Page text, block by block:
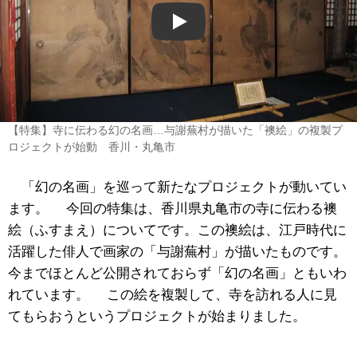
Play
【特集】寺に伝わる幻の名画…与謝蕪村が描いた「襖絵」の複製プ
ロジェクトが始動 香川・丸亀市
「幻の名画」を巡って新たなプロジェクトが動いてい
ます。 今回の特集は、香川県丸亀市の寺に伝わる襖
絵（ふすまえ）についてです。この襖絵は、江戸時代に
活躍した俳人で画家の「与謝蕪村」が描いたものです。
今までほとんど公開されておらず「幻の名画」ともいわ
れています。 この絵を複製して、寺を訪れる人に見
てもらおうというプロジェクトが始まりました。